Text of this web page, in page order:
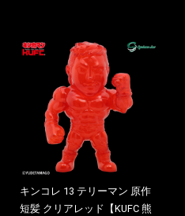
キンコレ 13 テリーマン 原作
短髪 クリアレッド【KUFC 熊